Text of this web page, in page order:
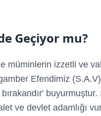
Geçiyor mu?
müminlerin izzetli ve
Efendimiz
bırakandır'
ve devlet adamlığı